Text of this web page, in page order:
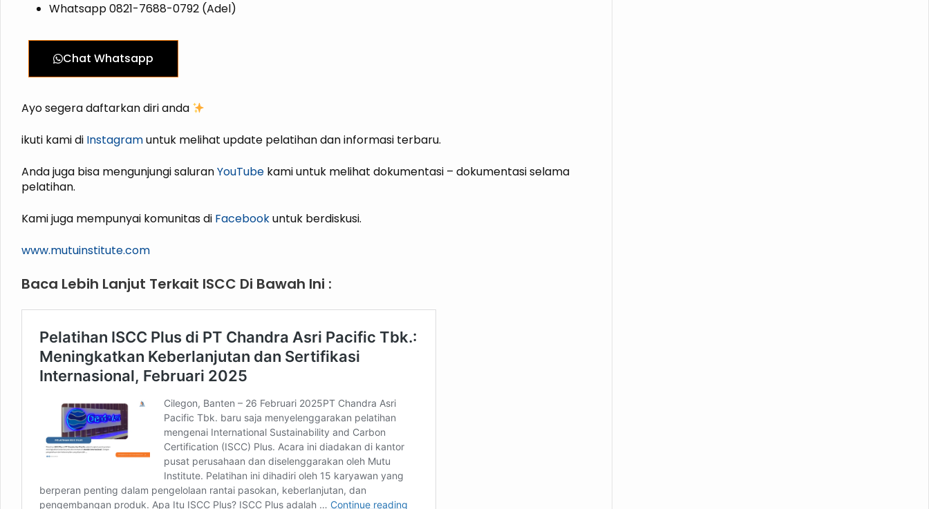
Whatsapp 0821-7688-0792 (Adel)
Chat Whatsapp
Ayo segera daftarkan diri anda
ikuti kami di Instagramuntuk melihat update pelatihan dan informasi terbaru.
Anda juga bisa mengunjungi saluranYouTube kami untuk melihat dokumentasi – dokumentasi selama
pelatihan.
Kami juga mempunyai komunitas di Facebookuntuk berdiskusi.
www.mutuinstitute.com
Baca Lebih Lanjut Terkait ISCC Di Bawah Ini :